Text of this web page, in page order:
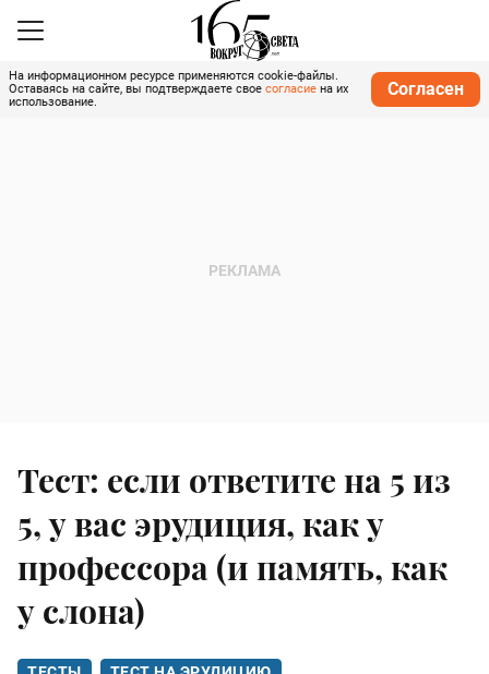
На информационном ресурсе применяются cookie-файлы.
Оставаясь на сайте, вы подтверждаете свое согласие на их
использование.
Согласен
Тест: если ответите на 5 из
5, у вас эрудиция, как у
профессора (и память, как
у слона)